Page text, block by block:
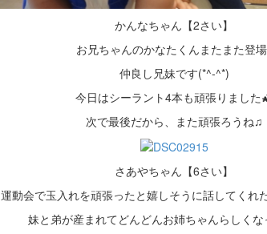
かんなちゃん【2さい】
お兄ちゃんのかなたくんまたまた登
仲良し兄妹です(*^-^*)
今日はシーラント4本も頑張りました
次で最後だから、また頑張ろうね♫
さあやちゃん【6さい】
運動会で玉入れを頑張ったと嬉しそうに話してくれ
妹と弟が産まれてどんどんお姉ちゃんらしくな